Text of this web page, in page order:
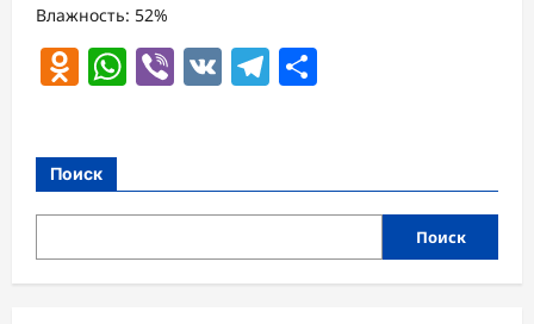
Влажность: 52%
Odnoklassniki
WhatsApp
Viber
VK Telegram
Поиск
Поиск